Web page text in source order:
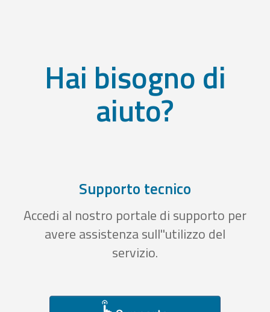
Hai bisogno di
aiuto?
Supporto tecnico
Accedi al nostro portale di supporto per
avere assistenza sull''utilizzo del
servizio.